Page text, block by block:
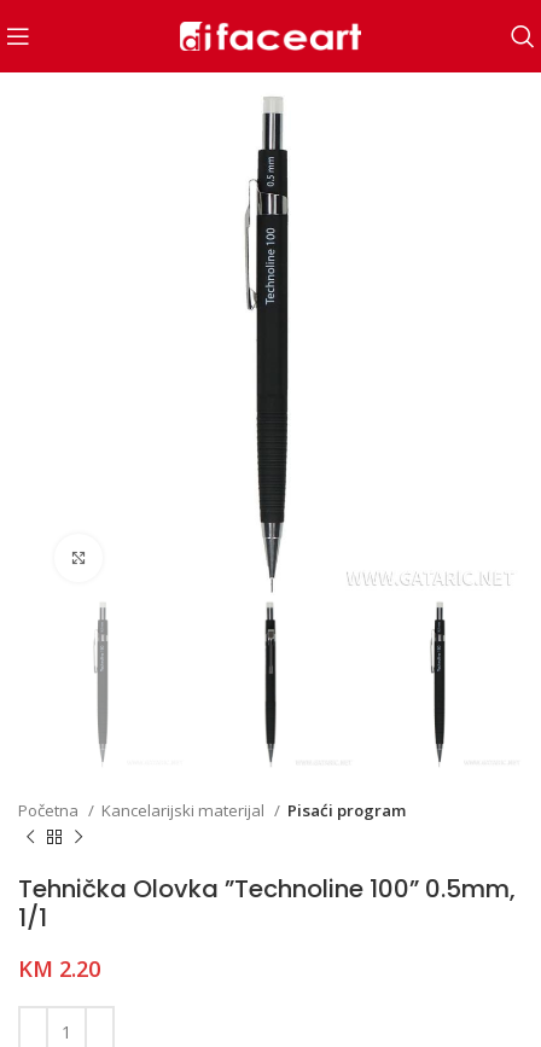
Početna Kancelarijski materijal Pisaći program
Tehnička Olovka ”Technoline 100” 0.5mm,
1/1
KM 2.20